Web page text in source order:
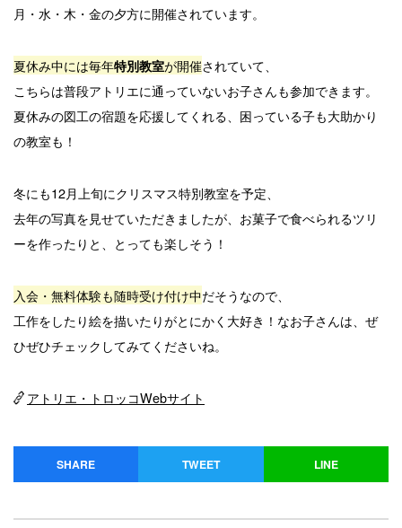
月・水・木・金の夕方に開催されています。
夏休み中には毎年特別教室が開催されていて、
こちらは普段アトリエに通っていないお子さんも参加できます。
夏休みの図工の宿題を応援してくれる、困っている子も大助かり
の教室も！
冬にも12月上旬にクリスマス特別教室を予定、
去年の写真を見せていただきましたが、お菓子で食べられるツリ
ーを作ったりと、とっても楽しそう！
入会・無料体験も随時受け付け中だそうなので、
工作をしたり絵を描いたりがとにかく大好き！なお子さんは、ぜ
ひぜひチェックしてみてくださいね。
アトリエ・トロッコWebサイト
SHARE TWEET LINE